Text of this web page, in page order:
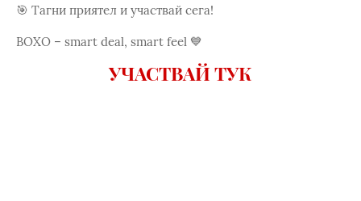
🎯 Тагни приятел и участвай сега!
BOXO – smart deal, smart feel 💙
УЧАСТВАЙ ТУК